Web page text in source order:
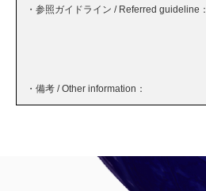
・参照ガイドライン / Referred guideline：
・備考 / Other information：